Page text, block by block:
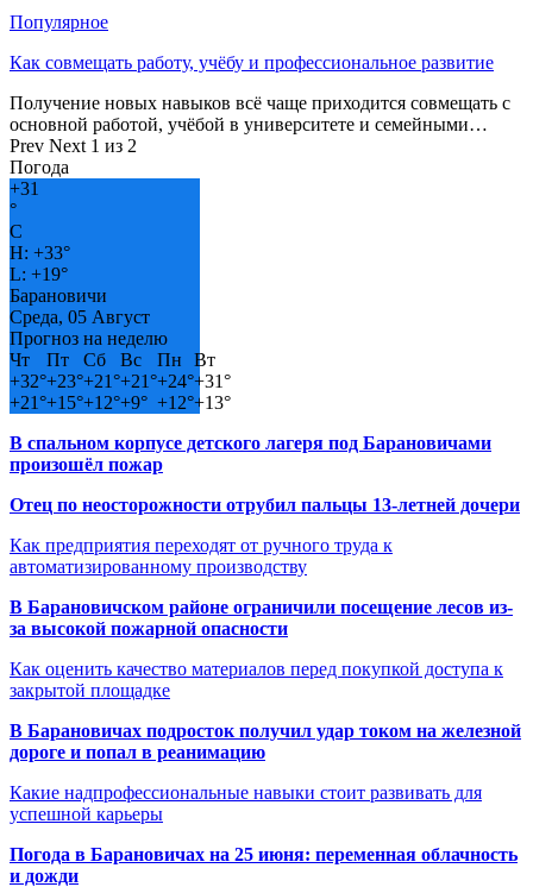
Популярное
Как совмещать работу, учёбу и профессиональное развитие
Получение новых навыков всё чаще приходится совмещать с
основной работой, учёбой в университете и семейными…
Prev Next 1 из 2
Погода
+31
°
C
H: +33°
L: +19°
Барановичи
Среда, 05 Август
Прогноз на неделю
Чт
Пт Сб Вс Пн
Вт
+32°+23°+21°+21°+24°+31°
+21°+15°+12°+9° +12°+13°
В спальном корпусе детского лагеря под Барановичами
произошёл пожар
Отец по неосторожности отрубил пальцы 13-летней дочери
Как предприятия переходят от ручного труда к
автоматизированному производству
В Барановичском районе ограничили посещение лесов из-
за высокой пожарной опасности
Как оценить качество материалов перед покупкой доступа к
закрытой площадке
В Барановичах подросток получил удар током на железной
дороге и попал в реанимацию
Какие надпрофессиональные навыки стоит развивать для
успешной карьеры
Погода в Барановичах на 25 июня: переменная облачность
и дожди